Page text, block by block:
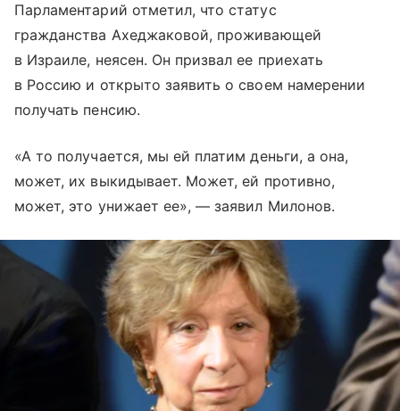
Парламентарий отметил, что статус
гражданства Ахеджаковой, проживающей
в Израиле, неясен. Он призвал ее приехать
в Россию и открыто заявить о своем намерении
получать пенсию.
«А то получается, мы ей платим деньги, а она,
может, их выкидывает. Может, ей противно,
может, это унижает ее», — заявил Милонов.